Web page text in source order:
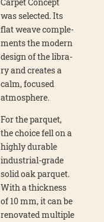
was sel­ec­ted. Its
flat wea­ve com­ple­
ments the modern
design of the libra­
ry and crea­tes a
calm, focu­sed
atmo­sphe­re.
For the par­quet,
the choice fell on a
high­ly dura­ble
indus­tri­al-gra­de
solid oak par­quet.
With a thic­k­ness
of 10 mm, it can be
reno­va­ted mul­ti­ple